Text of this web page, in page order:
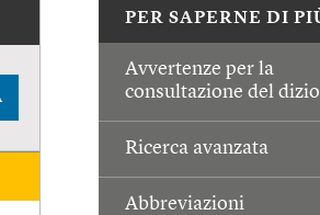
PER SAPERNE DI
Avvertenze per la
consultazione del
Ricerca avanzata
Abbreviazioni